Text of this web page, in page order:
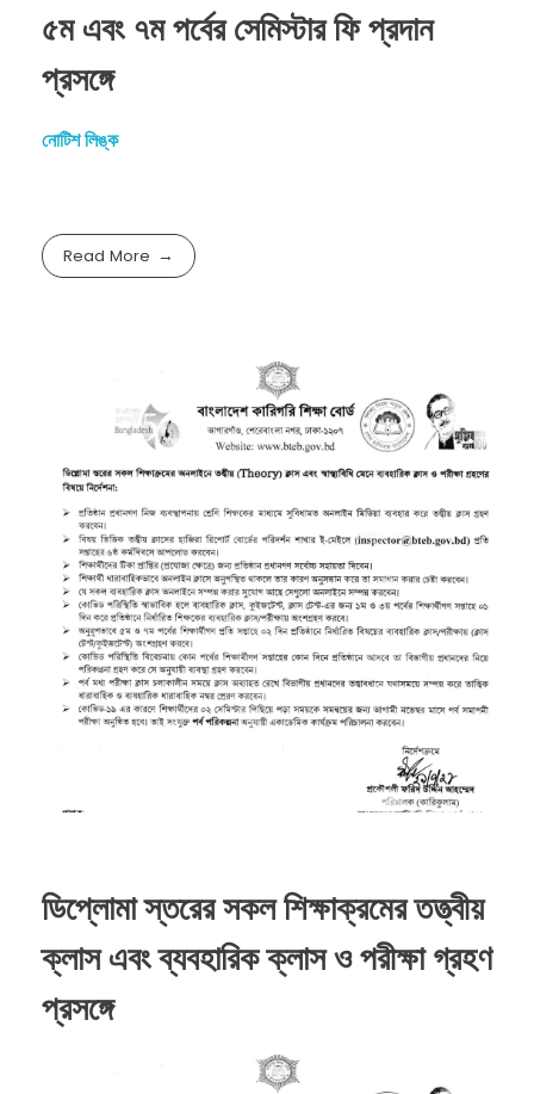
৫ম এবং ৭ম পর্বের সেমিস্টার ফি প্রদান
প্রসঙ্গে
নোটিশ লিঙ্ক
Read More
ডিপ্লোমা স্তরের সকল শিক্ষাক্রমের তত্ত্বীয়
ক্লাস এবং ব্যবহারিক ক্লাস ও পরীক্ষা গ্রহণ
প্রসঙ্গে